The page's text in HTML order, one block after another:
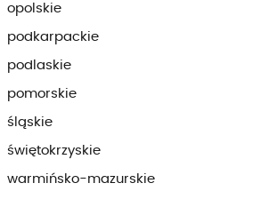
opolskie
podkarpackie
podlaskie
pomorskie
śląskie
świętokrzyskie
warmińsko-mazurskie